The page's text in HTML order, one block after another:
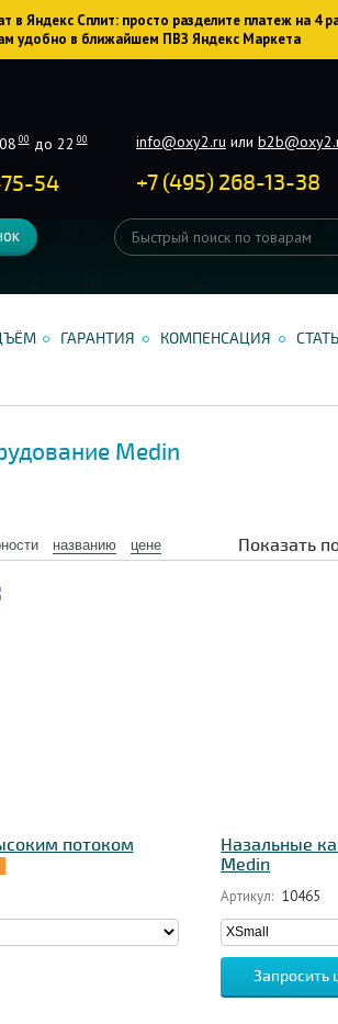
в Яндекс Сплит: просто разделите платеж на 4
удобно в ближайшем ПВЗ Яндекс Маркета
00до 22 00
54
info@oxy2.ru или
+7 (495) 268-13-38
ГАРАНТИЯ КОМПЕНСАЦИЯ
Medin
названию цене Показать
потоком
Назальные
Medin
Артикул: 10465
Запросить